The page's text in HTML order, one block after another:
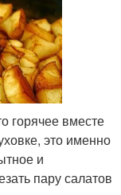
горячее вместе
это именно
и
пару салатов